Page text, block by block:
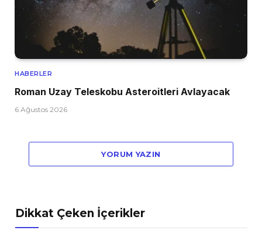
HABERLER
Roman Uzay Teleskobu Asteroitleri Avlayacak
6 Ağustos 2026
YORUM YAZIN
Dikkat Çeken İçerikler